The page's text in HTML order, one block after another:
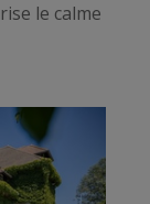
le calme